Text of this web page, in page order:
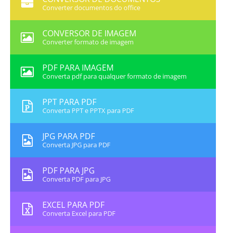
Converter documentos do office
CONVERSOR DE IMAGEM
Converter formato de imagem
PDF PARA IMAGEM
Converta pdf para qualquer formato de imagem
PPT PARA PDF
Converta PPT e PPTX para PDF
JPG PARA PDF
Converta JPG para PDF
PDF PARA JPG
Converta PDF para JPG
EXCEL PARA PDF
Converta Excel para PDF